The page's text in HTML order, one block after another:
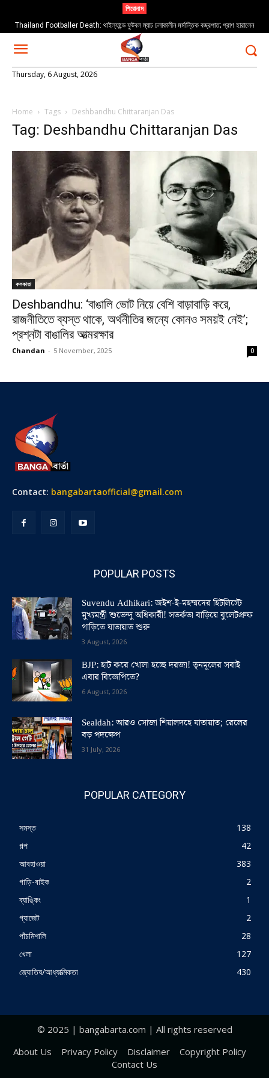
শিরোনাম
Thailand Footballer Death: থাইল্যান্ডে ফুটবল ম্যাচ চলাকালীন মর্মান্তিক বজ্রপাত; প্রাণ হারালেন
তরুণ ফুটবলার সাফওয়ান আওয়ে
Thursday, 6 August, 2026
Home Tags Deshbandhu Chittaranjan Das
Tag: Deshbandhu Chittaranjan Das
কলকাতা
Deshbandhu: ‘বাঙালি ভোট নিয়ে বেশি বাড়াবাড়ি করে,
রাজনীতিতে ব্যস্ত থাকে, অর্থনীতির জন্যে কোনও সময়ই নেই’;
প্রশ্নটা বাঙালির আত্মরক্ষার
Chandan - 5 November, 2025 0
Contact: bangabartaofficial@gmail.com
POPULAR POSTS
Suvendu Adhikari: জইশ-ই-মহম্মদের হিটলিস্টে
মুখ্যমন্ত্রী শুভেন্দু অধিকারী! সতর্কতা বাড়িয়ে বুলেটপ্রুফ
গাড়িতে যাতায়াত শুরু
3 August, 2026
BJP: হাট করে খোলা হচ্ছে দরজা! তৃনমূলের সবাই
এবার বিজেপিতে?
6 August, 2026
Sealdah: আরও সোজা শিয়ালদহে যাতায়াত; রেলের
বড় পদক্ষেপ
31 July, 2026
POPULAR CATEGORY
সমস্ত
138
গল্প
42
আবহাওয়া
383
গাড়ি-বাইক
2
ব্যাঙ্কিং
1
গ্যাজেট
2
পাঁচমিশালি
28
খেলা
127
জ্যোতিষ/আধ্যাত্মিকতা
430
© 2025 | bangabarta.com | All rights reserved
About Us
Privacy Policy Disclaimer
Copyright Policy
Contact Us